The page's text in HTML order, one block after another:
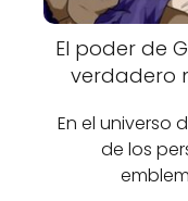
El poder de
verdadero
En el universo
de los